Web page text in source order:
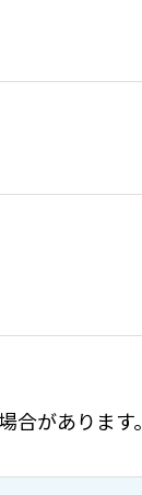
があります。